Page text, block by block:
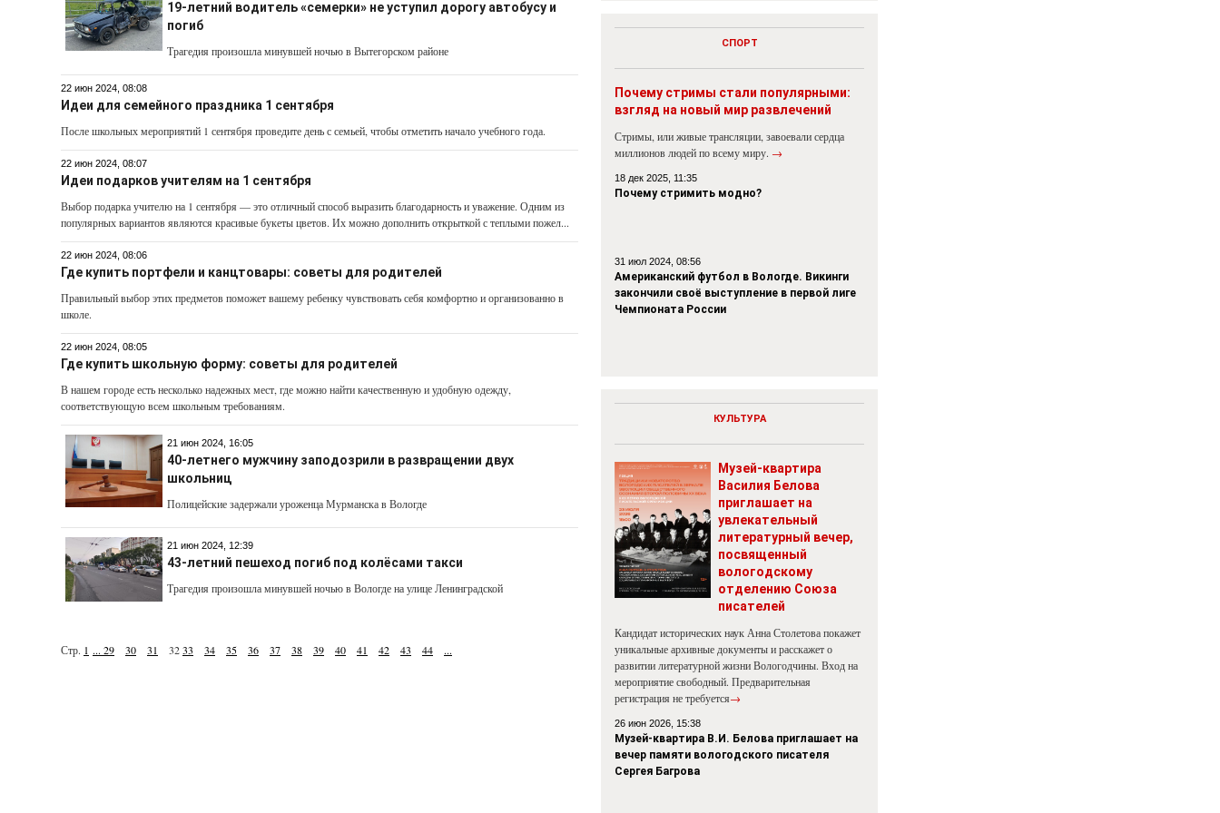
19-летний водитель «семерки» не уступил дорогу автобусу и
погиб
Трагедия произошла минувшей ночью в Вытегорском районе
22 июн 2024, 08:08
Идеи для семейного праздника 1 сентября
После школьных мероприятий 1 сентября проведите день с семьей, чтобы отметить начало учебного года.
22 июн 2024, 08:07
Идеи подарков учителям на 1 сентября
Выбор подарка учителю на 1 сентября — это отличный способ выразить благодарность и уважение. Одним из
популярных вариантов являются красивые букеты цветов. Их можно дополнить открыткой с теплыми пожел...
22 июн 2024, 08:06
Где купить портфели и канцтовары: советы для родителей
Правильный выбор этих предметов поможет вашему ребенку чувствовать себя комфортно и организованно в
школе.
22 июн 2024, 08:05
Где купить школьную форму: советы для родителей
В нашем городе есть несколько надежных мест, где можно найти качественную и удобную одежду,
соответствующую всем школьным требованиям.
21 июн 2024, 16:05
40-летнего мужчину заподозрили в развращении двух
школьниц
Полицейские задержали уроженца Мурманска в Вологде
21 июн 2024, 12:39
43-летний пешеход погиб под колёсами такси
Трагедия произошла минувшей ночью в Вологде на улице Ленинградской
Стр. 1 ... 29 30 31 3233 34 35 36 37 38 39 40 41 42 43 44 ...
СПОРТ
Почему стримы стали популярными:
взгляд на новый мир развлечений
Стримы, или живые трансляции, завоевали сердца
миллионов людей по всему миру. →
18 дек 2025, 11:35
Почему стримить модно?
31 июл 2024, 08:56
Американский футбол в Вологде. Викинги
закончили своё выступление в первой лиге
Чемпионата России
КУЛЬТУРА
Музей-квартира
Василия Белова
приглашает на
увлекательный
литературный вечер,
посвященный
вологодскому
отделению Союза
писателей
Кандидат исторических наук Анна Столетова покажет
уникальные архивные документы и расскажет о
развитии литературной жизни Вологодчины. Вход на
мероприятие свободный. Предварительная
регистрация не требуется→
26 июн 2026, 15:38
Музей-квартира В.И. Белова приглашает на
вечер памяти вологодского писателя
Сергея Багрова